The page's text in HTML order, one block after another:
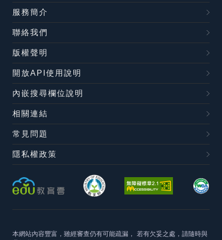
服務簡介
聯絡我們
版權聲明
開放API使用說明
內嵌搜尋欄位說明
相關連結
常見問題
隱私權政策
本網站內容豐富，雖經審查仍有可能疏漏， 若有欠妥之處，請隨時與